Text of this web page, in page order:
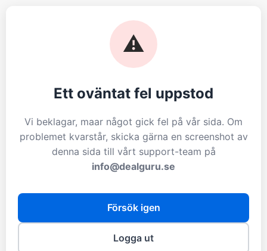
⚠️
Ett oväntat fel uppstod
Vi beklagar, maar något gick fel på vår sida. Om
problemet kvarstår, skicka gärna en screenshot av
denna sida till vårt support-team på
info@dealguru.se
Försök igen
Logga ut